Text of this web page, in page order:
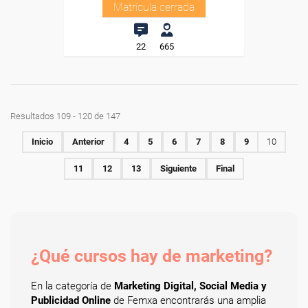
Matrícula cerrada
22 665
Resultados 109 - 120 de 147
Inicio Anterior 4 5 6 7 8 9 10
11 12 13 Siguiente Final
¿Qué cursos hay de marketing?
En la categoría de Marketing Digital, Social Media y
Publicidad Online de Femxa encontrarás una amplia